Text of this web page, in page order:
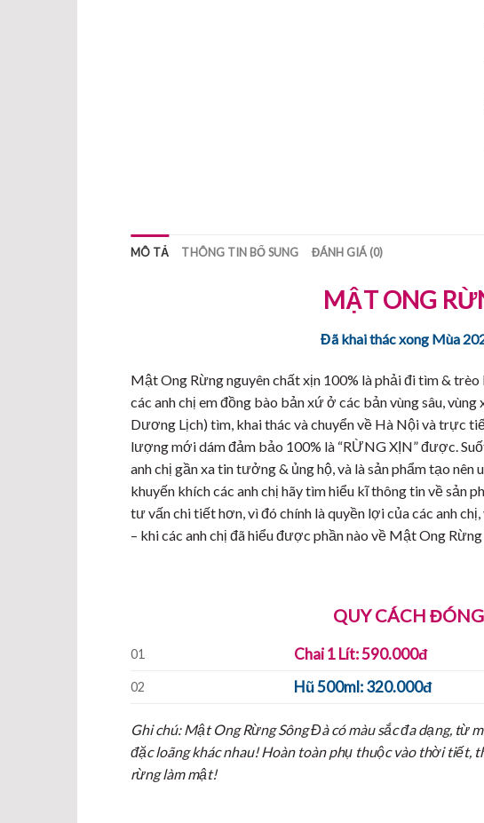
MÔ TẢ THÔNG TIN BỔ SUNG ĐÁNH GIÁ (0)
MẬT ONG
Đã khai thác xong Mùa
Mật Ong Rừng nguyên chất xịn 100% là phải đi tìm &
các anh chị em đồng bào bản xứ ở các bản vùng sâu,
Dương Lịch) tìm, khai thác và chuyển về Hà Nội và trực
lượng mới dám đảm bảo 100% là “RỪNG XỊN” được.
anh chị gần xa tin tưởng & ủng hộ, và là sản phẩm tạo nên
khuyến khích các anh chị hãy tìm hiểu kĩ thông tin về sản
tư vấn chi tiết hơn, vì đó chính là quyền lợi của các anh
– khi các anh chị đã hiểu được phần nào về Mật Ong
QUY CÁCH
01 Chai 1 Lít: 590.000đ
02 Hũ 500ml: 320.000đ
Ghi chú: Mật Ong Rừng Sông Đà có màu sắc đa dạng, từ
đặc loãng khác nhau! Hoàn toàn phụ thuộc vào thời tiết,
rừng làm mật!